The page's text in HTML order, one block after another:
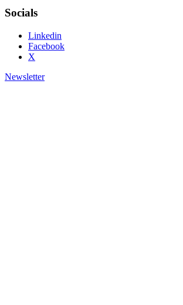
Socials
Linkedin
Facebook
X
Newsletter